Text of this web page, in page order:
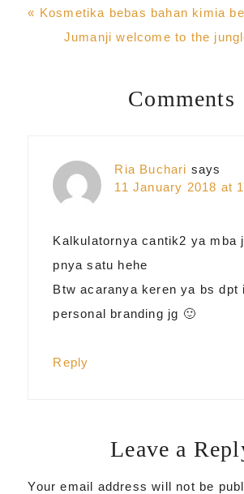
Previous
« Kosmetika bebas bahan kimia
Next
Jumanji welcome to the
Comments
Ria Buchari says
11 January 2018 at
Kalkulatornya cantik2 ya mba
pnya satu hehe
Btw acaranya keren ya bs dpt
personal branding jg 🙂
Reply
Leave a
Your email address will not be